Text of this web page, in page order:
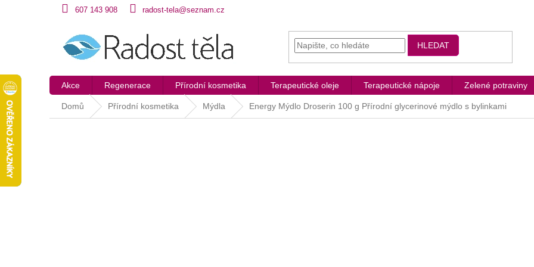
607 143 908 radost-tela@seznam.cz
HLEDAT
Akce Regenerace Přírodní kosmetika Terapeutické oleje Terapeutické nápoje Zelené potraviny
Domů Přírodní kosmetika Mýdla Energy Mýdlo Droserin 100 g Přírodní glycerinové mýdlo s bylinkami